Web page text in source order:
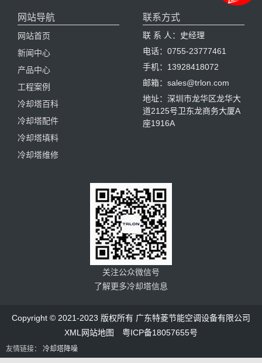
网站导航
网站首页
新闻中心
产品中心
工程案例
冷却塔百科
冷却塔配件
冷却塔填料
冷却塔维修
联系方式
联 系 人：史经理
电话：0755-23777461
手机：13928418072
邮箱：sales@trlon.com
地址：深圳市龙华区龙华大
道2125号卫东龙商务大厦A
座1916A
关注公众微信号
了解更多冷却塔信息
Copyright © 2021-2023 版权所有 广东特菱节能空调设备有限公司
XML网站地图
粤ICP备18057655号
友情链接： 冷却塔降噪